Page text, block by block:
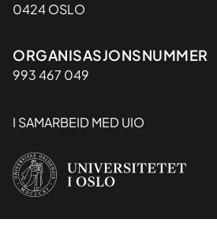
0424 OSLO
Organisasjon
ORGANISASJONSNUMMER
993 467 049
I SAMARBEID MED UIO